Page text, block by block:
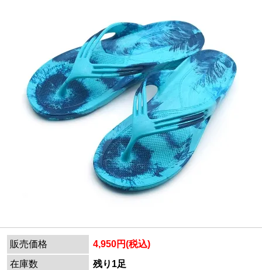
販売価格
4,950円(税込)
在庫数
残り1足